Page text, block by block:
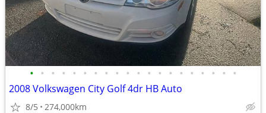
• • • • • • • • • • • • • • • • • • • •
2008 Volkswagen City Golf 4dr HB Auto
8/5 274,000km